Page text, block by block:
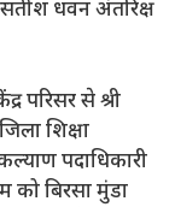
सतीश धवन अंतरिक्ष
परिसर से श्री
शिक्षा
पदाधिकारी
को बिरसा मुंडा